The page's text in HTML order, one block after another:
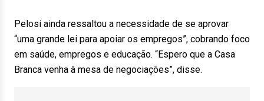
Pelosi ainda ressaltou a necessidade de se aprovar
“uma grande lei para apoiar os empregos”, cobrando foco
em saúde, empregos e educação. “Espero que a Casa
Branca venha à mesa de negociações”, disse.